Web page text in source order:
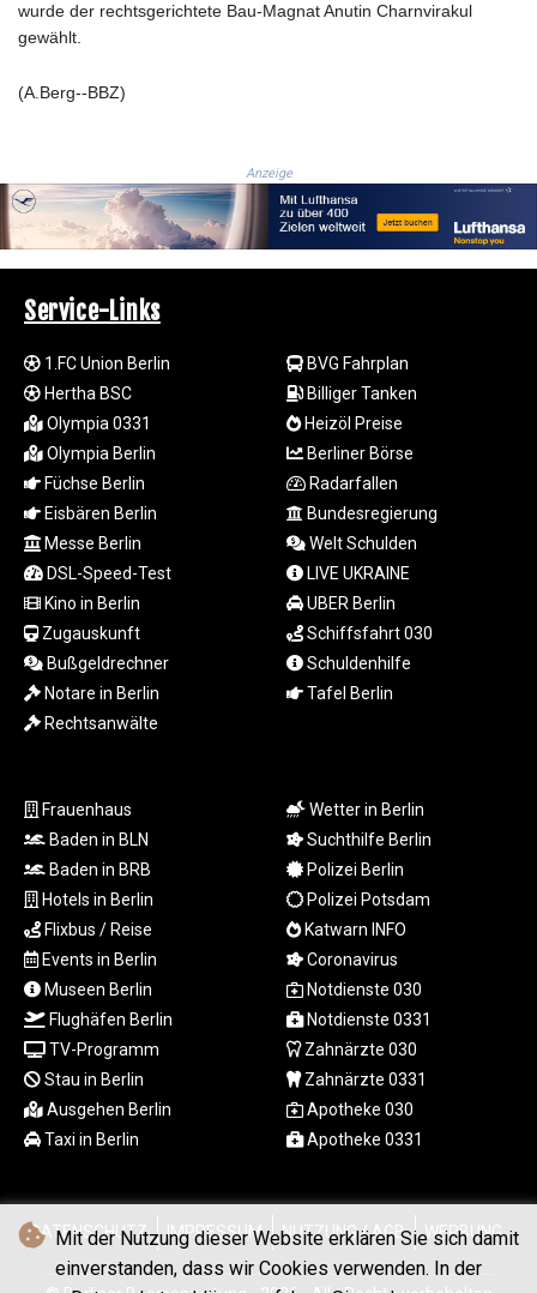
Mit der Nutzung dieser Website erklären Sie sich damit
einverstanden, dass wir Cookies verwenden. In der
LAK
LSL 18.770139
LTL 3.411914
LVL 0.698955
4930.319798
MKD 61.67427
MMK
2426.049949
MNT
4155.253063
MRU 46.447652
MUR 54.38913
MVR 17.86473
MWK
2003.425785
MXN 19.809879
1576.482821
NIO 42.517619
NOK 10.972802
NPR 175.906351
NZD 1.963747
OMR 0.444306
PEN 3.912853
PGK 5.105944
PHP 70.259509
PKR 320.758912
PLN 4.298432
PYG
RON 5.250745
RSD 117.339569
RUB 95.236935
wurde der rechtsgerichtete Bau-Magnat Anutin Charnvirakul
gewählt.
(A.Berg--BBZ)
Anzeige
Service-Links
1.FC Union Berlin
Hertha BSC
Olympia 0331
Olympia Berlin
Füchse Berlin
Eisbären Berlin
Messe Berlin
DSL-Speed-Test
Kino in Berlin
Zugauskunft
Bußgeldrechner
Notare in Berlin
Rechtsanwälte
BVG Fahrplan
Billiger Tanken
Heizöl Preise
Berliner Börse
Radarfallen
Bundesregierung
Welt Schulden
LIVE UKRAINE
UBER Berlin
Schiffsfahrt 030
Schuldenhilfe
Tafel Berlin
Frauenhaus
Baden in BLN
Baden in BRB
Hotels in Berlin
Flixbus / Reise
Events in Berlin
Museen Berlin
Flughäfen Berlin
TV-Programm
Stau in Berlin
Ausgehen Berlin
Taxi in Berlin
Wetter in Berlin
Suchthilfe Berlin
Polizei Berlin
Polizei Potsdam
Katwarn INFO
Coronavirus
Notdienste 030
Notdienste 0331
Zahnärzte 030
Zahnärzte 0331
Apotheke 030
Apotheke 0331
DATENSCHUTZ IMPRESSUM NUTZUNG / AGB WERBUNG